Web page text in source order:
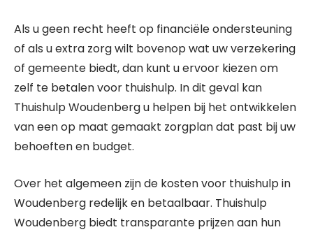
Als u geen recht heeft op financiële ondersteuning
of als u extra zorg wilt bovenop wat uw verzekering
of gemeente biedt, dan kunt u ervoor kiezen om
zelf te betalen voor thuishulp. In dit geval kan
Thuishulp Woudenberg u helpen bij het ontwikkelen
van een op maat gemaakt zorgplan dat past bij uw
behoeften en budget.
Over het algemeen zijn de kosten voor thuishulp in
Woudenberg redelijk en betaalbaar. Thuishulp
Woudenberg biedt transparante prijzen aan hun